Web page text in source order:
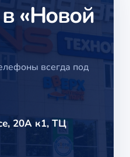
«Новой
всегда под
20А к1, ТЦ